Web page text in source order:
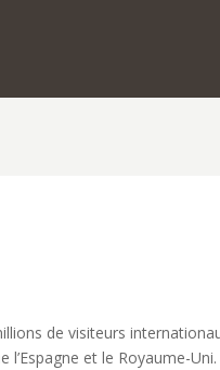
de visiteurs
et le Royaume-Uni.